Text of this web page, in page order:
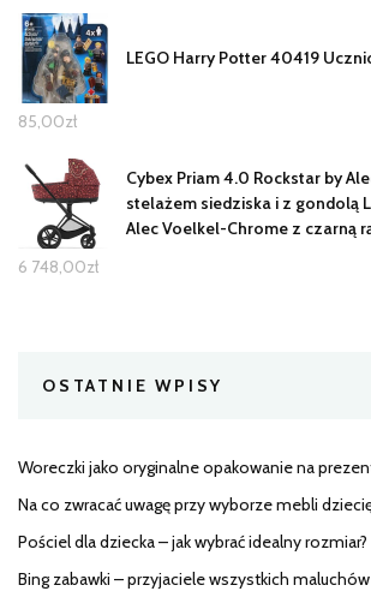
LEGO Harry Potter 40419
85,00zł
Cybex Priam 4.0 Rockstar by
stelażem siedziska i z gondolą
Alec Voelkel-Chrome z czarną
6 748,00zł
OSTATNIE WPISY
Woreczki jako oryginalne opakowanie na
Na co zwracać uwagę przy wyborze mebli
Pościel dla dziecka – jak wybrać idealny rozmiar?
Bing zabawki – przyjaciele wszystkich maluchów